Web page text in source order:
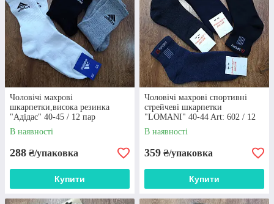
Чоловічі махрові
шкарпетки,висока резинка
"Адідас" 40-45 / 12 пар
В наявності
288 ₴/упаковка
Купити
Чоловічі махрові спортивні
стрейчеві шкарпетки
"LOMANI" 40-44 Art: 602 / 12
пар
В наявності
359 ₴/упаковка
Купити